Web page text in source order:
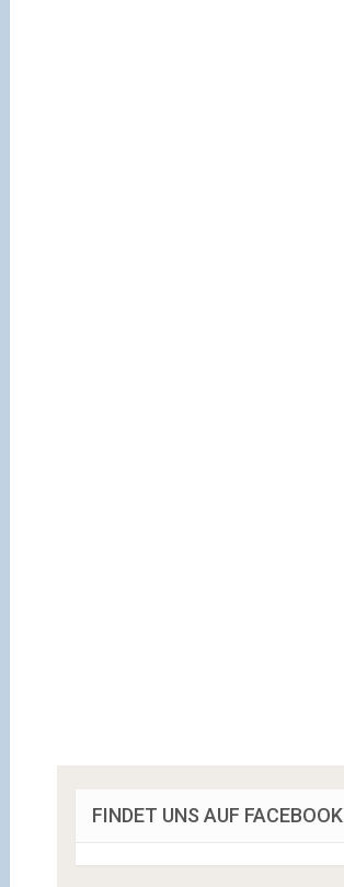
FINDET UNS AUF FACEBOOK